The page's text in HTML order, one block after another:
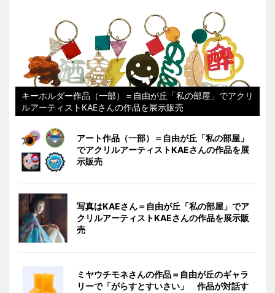
キーホルダー作品（一部）＝自由が丘「私の部屋」でアクリ
ルアーティストKAEさんの作品を展示販売
アート作品（一部）＝自由が丘「私の部屋」
でアクリルアーティストKAEさんの作品を展
示販売
写真はKAEさん＝自由が丘「私の部屋」でア
クリルアーティストKAEさんの作品を展示販
売
ミヤウチモネさんの作品＝自由が丘のギャラ
リーで「がらすとすいさい」 作品が対話す